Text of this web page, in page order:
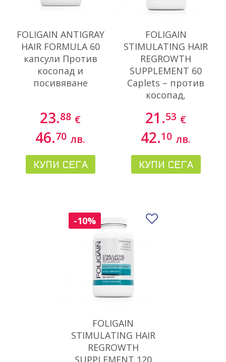
FOLIGAIN ANTIGRAY
HAIR FORMULA 60
капсули Против
косопад и
посивяване
23.88 €
46.70 лв.
КУПИ СЕГА
FOLIGAIN
STIMULATING HAIR
REGROWTH
SUPPLEMENT 60
Caplets – против
косопад,
слаба коса
21.53 €
42.10 лв.
КУПИ СЕГА
FOLIGAIN
STIMULATING HAIR
REGROWTH
SUPPLEMENT 120
-10%